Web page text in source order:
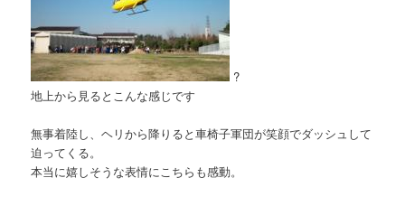
?
地上から見るとこんな感じです
無事着陸し、ヘリから降りると車椅子軍団が笑顔でダッシュして
迫ってくる。
本当に嬉しそうな表情にこちらも感動。